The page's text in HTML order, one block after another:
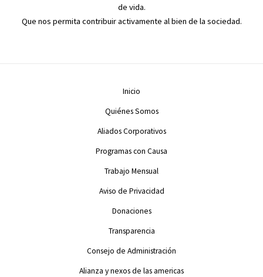
de vida.
Que nos permita contribuir activamente al bien de la sociedad.
Inicio
Quiénes Somos
Aliados Corporativos
Programas con Causa
Trabajo Mensual
Aviso de Privacidad
Donaciones
Transparencia
Consejo de Administración
Alianza y nexos de las americas